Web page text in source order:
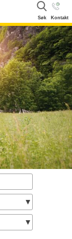
Kontakt
Søk